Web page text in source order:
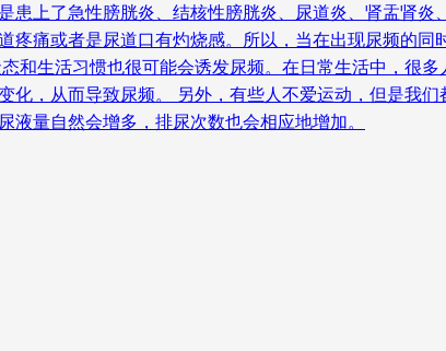
上了急性膀胱炎、结核性膀胱炎、尿道炎、肾盂肾炎
痛或者是尿道口有灼烧感。所以，当在出现尿频的同
和生活习惯也很可能会诱发尿频。在日常生活中，很
，从而导致尿频。 另外，有些人不爱运动，但是我
量自然会增多，排尿次数也会相应地增加。